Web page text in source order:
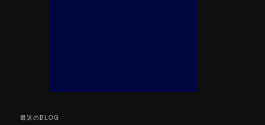
最近のBLOG